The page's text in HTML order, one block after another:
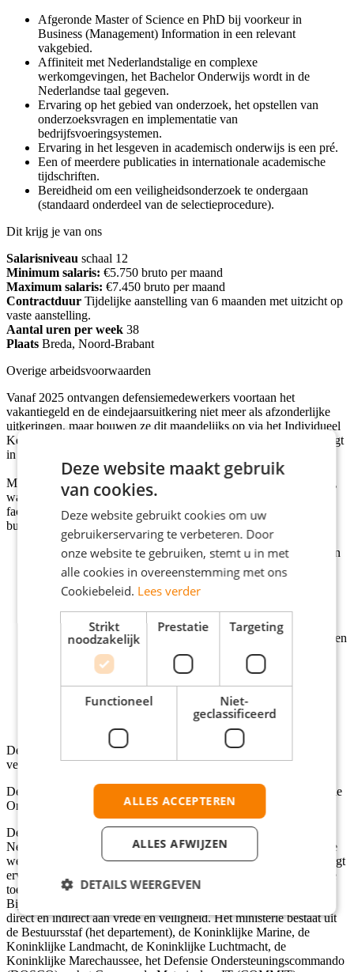
Afgeronde Master of Science en PhD bij voorkeur in
Business (Management) Information in een relevant
vakgebied.
Affiniteit met Nederlandstalige en complexe
werkomgevingen, het Bachelor Onderwijs wordt in de
Nederlandse taal gegeven.
Ervaring op het gebied van onderzoek, het opstellen van
onderzoeksvragen en implementatie van
bedrijfsvoeringsystemen.
Ervaring in het lesgeven in academisch onderwijs is een pré.
Een of meerdere publicaties in internationale academische
tijdschriften.
Bereidheid om een veiligheidsonderzoek te ondergaan
(standaard onderdeel van de selectieprocedure).
Dit krijg je van ons
Salarisniveau schaal 12
Minimum salaris: €5.750 bruto per maand
Maximum salaris: €7.450 bruto per maand
Contractduur Tijdelijke aanstelling van 6 maanden met uitzicht op
vaste aanstelling.
Aantal uren per week 38
Plaats Breda, Noord-Brabant
Overige arbeidsvoorwaarden
Vanaf 2025 ontvangen defensiemedewerkers voortaan het
vakantiegeld en de eindejaarsuitkering niet meer als afzonderlijke
uitkeringen, maar bouwen ze dit maandelijks op via het Individueel
Keuze Budget (IKB). Het IKB voor defensiemedewerkers bedraagt
in totaal 16,33 procent van het salaris.
Met het IKB kunnen defensiemedewerkers zelf beslissen wanneer,
waaraan en hoeveel budget zij besteden aan tijd, geld of fiscale
faciliteiten. Dit kan tot maximaal het maandelijks opgebouwde
budget. Het IKB kan gebruikt worden voor:
maximaal 15 procent van het salaris kan maandelijks worden
benut voor de uitruil van de tegemoetkoming woon-
werkverkeer
het maandelijkse verschil tussen de tegemoetkoming in de
kosten van eigen vervoer voor woon-werkverkeer en het
fiscaal maximum
een fiets voor persoonlijk gebruik, inclusief fietsaccessoires en
een fietsverzekering
een computer die ook te gebruiken is voor werk of studie,
een accu of elektrische onderdelen voor een fiets
de betaling van de vakbondscontributie
Defensie verwacht de mogelijkheden van het IKB in de toekomst
verder uit te breiden.
De organisatie Nederlandse Defensie Academie (NLDA), Defensie
Ondersteuningscommando (DOSCO)
Defensie zet zich in voor de belangen, welvaart en vrijheid van
Nederland. We zijn dagelijks actief in binnen- en buitenland. Onze
wereldwijde inzet versterkt de internationale samenwerking en zorgt
ervoor dat mensen zich in vrijheid kunnen ontplooien. Nu en in de
toekomst.
Bij het Ministerie van Defensie werken ongeveer 74.000 mensen
direct en indirect aan vrede en veiligheid. Het ministerie bestaat uit
de Bestuursstaf (het departement), de Koninklijke Marine, de
Koninklijke Landmacht, de Koninklijke Luchtmacht, de
Koninklijke Marechaussee, het Defensie Ondersteuningscommando
Deze website maakt gebruik
van cookies.
Deze website gebruikt cookies om uw
gebruikerservaring te verbeteren. Door
onze website te gebruiken, stemt u in met
alle cookies in overeenstemming met ons
Cookiebeleid. Lees verder
Strikt
noodzakelijk
Prestatie Targeting
Functioneel
Niet-
geclassificeerd
ALLES ACCEPTEREN
ALLES AFWIJZEN
DETAILS WEERGEVEN